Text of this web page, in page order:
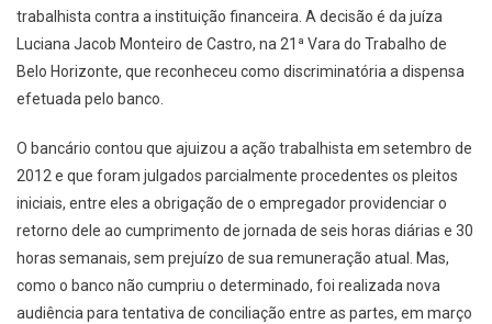
trabalhista contra a instituição financeira. A decisão é da juíza
Luciana Jacob Monteiro de Castro, na 21ª Vara do Trabalho de
Belo Horizonte, que reconheceu como discriminatória a dispensa
efetuada pelo banco.
O bancário contou que ajuizou a ação trabalhista em setembro de
2012 e que foram julgados parcialmente procedentes os pleitos
iniciais, entre eles a obrigação de o empregador providenciar o
retorno dele ao cumprimento de jornada de seis horas diárias e 30
horas semanais, sem prejuízo de sua remuneração atual. Mas,
como o banco não cumpriu o determinado, foi realizada nova
audiência para tentativa de conciliação entre as partes, em março